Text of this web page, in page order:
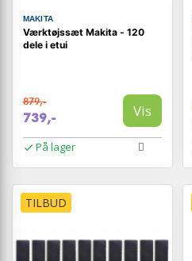
MAKITA
Værktøjssæt Makita - 120
dele i etui
879,-
739,- Vis
På lager
TILBUD